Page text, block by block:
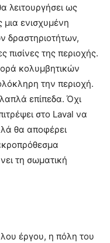
λειτουργήσει ως
ενισχυμένη
δραστηριοτήτων,
πισίνες της περιοχής.
κολυμβητικών
την περιοχή.
επίπεδα. Όχι
στο Laval να
θα αποφέρει
τη σωματική
έργου, η πόλη του